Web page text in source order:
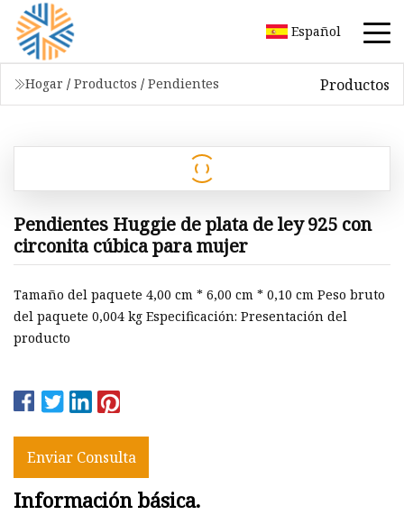
Español
Hogar / Productos / Pendientes Productos
Pendientes Huggie de plata de ley 925 con
circonita cúbica para mujer
Tamaño del paquete 4,00 cm * 6,00 cm * 0,10 cm Peso bruto
del paquete 0,004 kg Especificación: Presentación del
producto
Enviar Consulta
Información básica.